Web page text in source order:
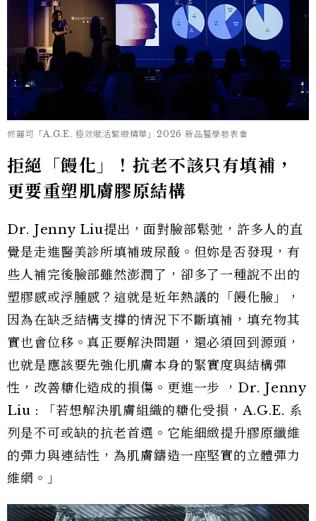
修麗可「A.G.E. 極效賦活緊緻精華」2026 新品醫學發表會
拒絕「饅化」！抗老不該只有填補，
更要重塑肌膚膠原結構
Dr. Jenny Liu提出，面對臉部鬆弛，許多人的直
覺是走進醫美診所填補玻尿酸。但妳是否發現，有
些人補完後臉部雖然澎潤了，卻多了一種說不出的
塑膠感或浮腫感？這就是近年熱議的「饅化臉」，
因為在缺乏結構支撐的情況下不斷填補，填充物其
實也會位移。真正要解決問題，還必須回到源頭，
也就是應該要先強化肌膚本身的緊實度與結構彈
性，改善糖化造成的損傷。更進一步 ，Dr. Jenny
Liu : 「若想解決肌膚組織的糖化受損，A.G.E. 系
列是不可或缺的抗老首選。它能細緻提升膠原纖維
的彈力與連結性，為肌膚鑄造一座堅實的立體彈力
維網。」